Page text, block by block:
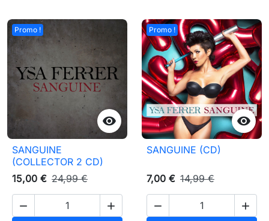
Promo !

SANGUINE
(COLLECTOR 2 CD)
15,00 € 24,99 €
 
Promo !

SANGUINE (CD)
7,00 € 14,99 €
 